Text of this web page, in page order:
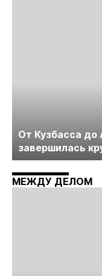
От Кузбасса до
завершилась
технологий
Майнинг»
МЕЖДУ ДЕЛОМ